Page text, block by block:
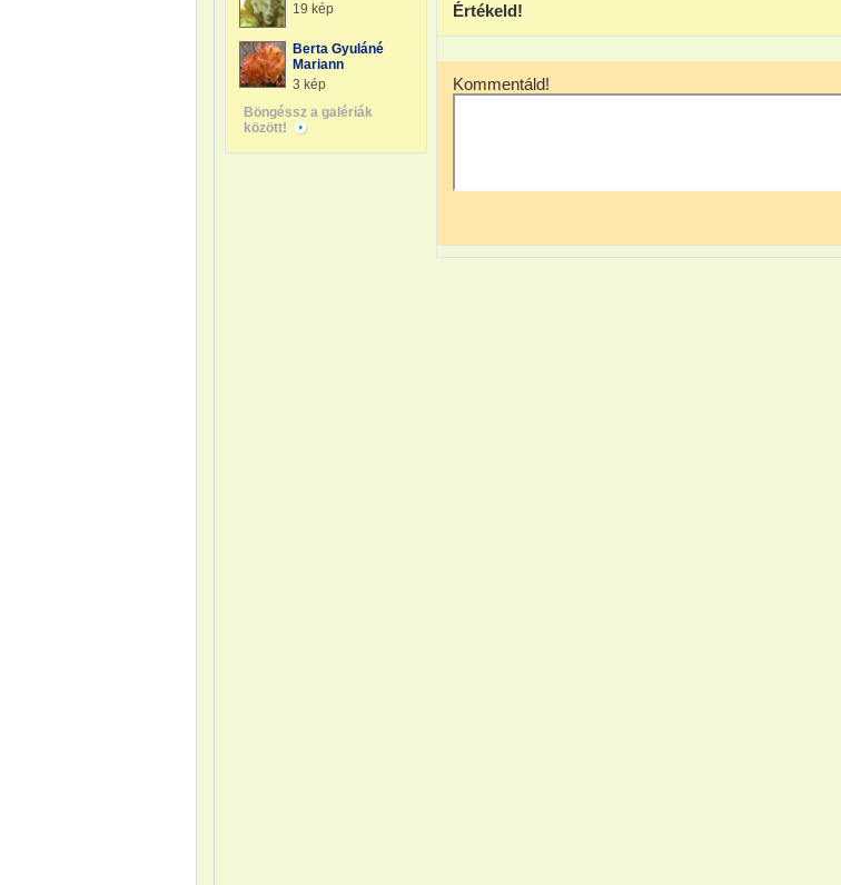
19 kép
Berta Gyuláné
Mariann
3 kép
Böngéssz a galériák
között!
Értékeld!
Kommentáld!